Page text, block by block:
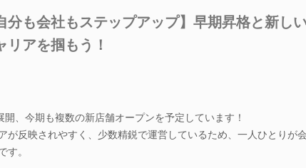
分も会社もステップアップ】早期昇格と新し
リアを掴もう！
、今期も複数の新店舗オープンを予定しています！
が反映されやすく、少数精鋭で運営しているため、一人ひとりが
す。